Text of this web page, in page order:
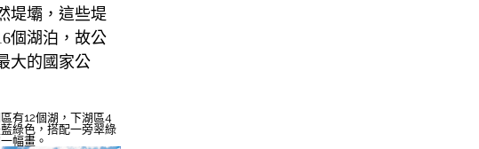
堤壩，這些堤
個湖泊，故公
大的國家公
有12個湖，下湖區4
綠色，搭配一旁翠綠
幅畫。